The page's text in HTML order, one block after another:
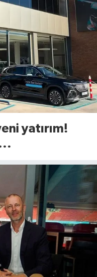
yatırım!